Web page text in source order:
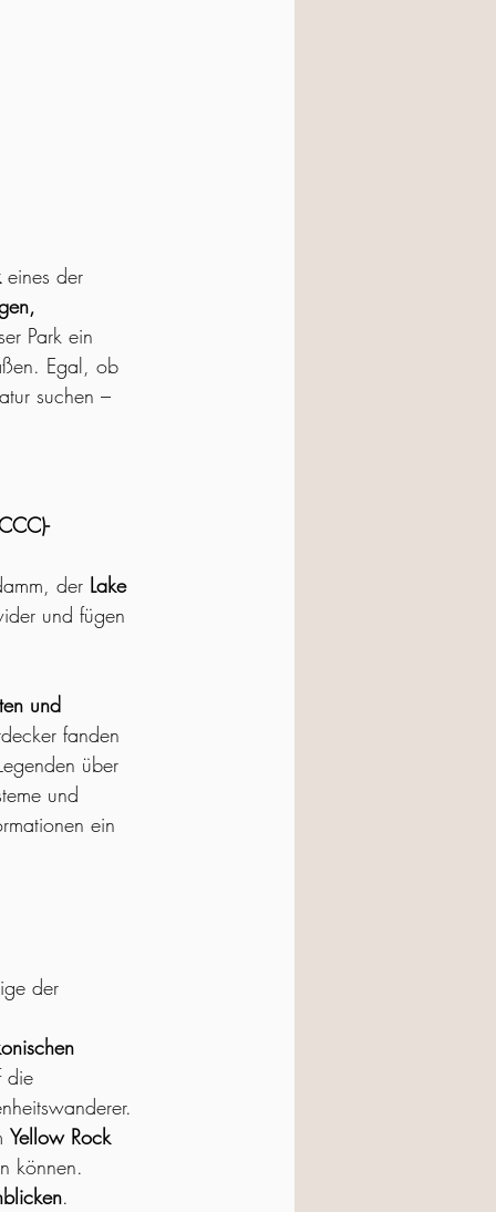
eines der
Park ein
Egal, ob
suchen –
der Lake
und fügen
und
fanden
über
und
ein
der
Yellow Rock
können.
.